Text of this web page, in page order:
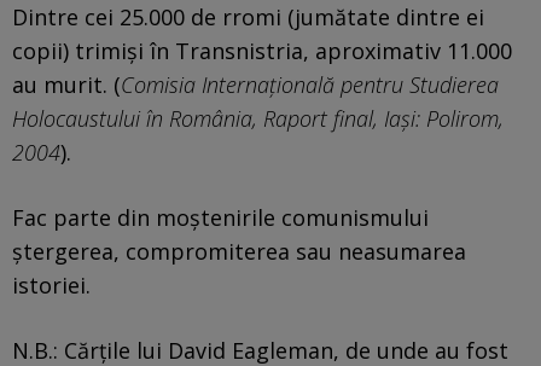
Dintre cei 25.000 de rromi (jumătate dintre ei
copii) trimişi în Transnistria, aproximativ 11.000
au murit. (Comisia Internaţională pentru Studierea
Holocaustului în România, Raport final, Iaşi: Polirom,
2004).
Fac parte din moștenirile comunismului
ștergerea, compromiterea sau neasumarea
istoriei.
N.B.: Cărțile lui David Eagleman, de unde au fost